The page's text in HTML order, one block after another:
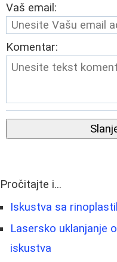
Vaš email:
Komentar:
Pročitajte i...
Iskustva sa
Lasersko uklanjanje
iskustva